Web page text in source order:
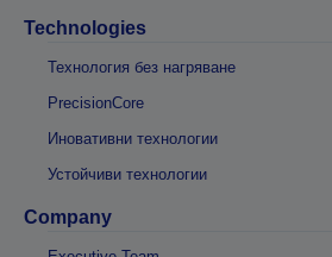
Technologies
Технология без нагряване
PrecisionCore
Иновативни технологии
Устойчиви технологии
Company